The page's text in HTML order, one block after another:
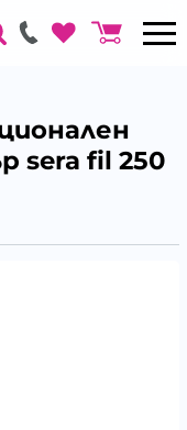
sera fil 250